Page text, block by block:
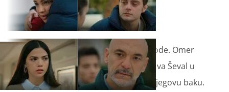
Tolga i Zehra uplovili su u bračne vode. Omer
priznaje Asiji da joj vjeruje i zaključava Ševal u
spremište, kao što je ona zatočila njegovu baku.